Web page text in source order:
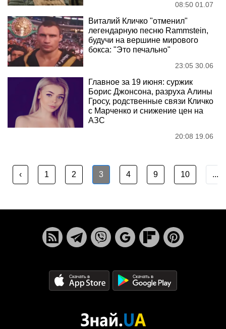
08:50 01.07
Виталий Кличко "отменил"
легендарную песню Rammstein,
будучи на вершине мирового
бокса: "Это печально"
23:05 30.06
Главное за 19 июня: суржик
Борис Джонсона, разруха Алины
Гросу, родственные связи Кличко
с Марченко и снижение цен на
АЗС
20:08 19.06
‹ 1 2 3 4 9 10 ...